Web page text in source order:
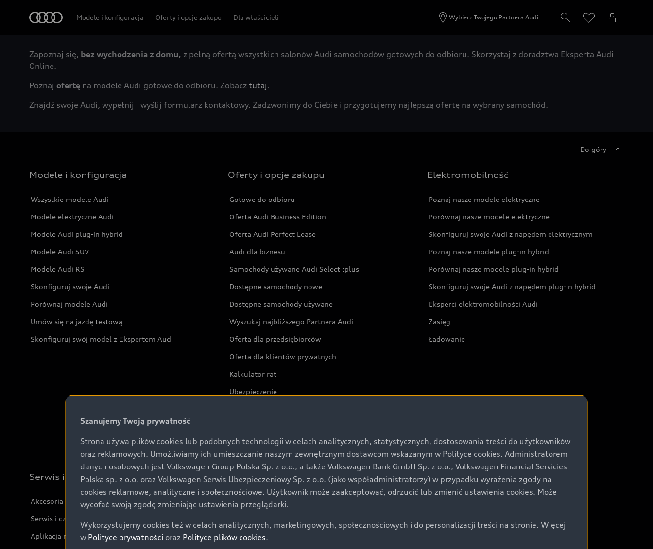
Modele i konfiguracja Oferty i opcje zakupu Dla właścicieli Wybierz Twojego Partnera Audi
Zapoznaj się, bez wychodzenia z domu, z pełną ofertą wszystkich salonów Audi samochodów gotowych do odbioru. Skorzystaj z doradztwa Eksperta Audi
Online.
Poznaj ofertę na modele Audi gotowe do odbioru. Zobacz tutaj.
Znajdź swoje Audi, wypełnij i wyślij formularz kontaktowy. Zadzwonimy do Ciebie i przygotujemy najlepszą ofertę na wybrany samochód.
Do góry
Modele i konfiguracja
Wszystkie modele Audi
Modele elektryczne Audi
Modele Audi plug-in hybrid
Modele Audi SUV
Modele Audi RS
Skonfiguruj swoje Audi
Porównaj modele Audi
Umów się na jazdę testową
Skonfiguruj swój model z Ekspertem Audi
Oferty i opcje zakupu
Gotowe do odbioru
Oferta Audi Business Edition
Oferta Audi Perfect Lease
Audi dla biznesu
Samochody używane Audi Select :plus
Dostępne samochody nowe
Dostępne samochody używane
Wyszukaj najbliższego Partnera Audi
Oferta dla przedsiębiorców
Oferta dla klientów prywatnych
Kalkulator rat
Ubezpieczenie
Audi exclusive
Elektromobilność
Poznaj nasze modele elektryczne
Porównaj nasze modele elektryczne
Skonfiguruj swoje Audi z napędem elektrycznym
Poznaj nasze modele plug-in hybrid
Porównaj nasze modele plug-in hybrid
Skonfiguruj swoje Audi z napędem plug-in hybrid
Eksperci elektromobilności Audi
Zasięg
Ładowanie
Serwis i akcesoria
Akcesoria
Serwis i części
Aplikacja myAudi i usługi cyfrowe
Świat Audi
Aktualności i historie postępu
Audi Nuvolari
Szanujemy Twoją prywatność
Strona używa plików cookies lub podobnych technologii w celach analitycznych, statystycznych, dostosowania treści do użytkowników
oraz reklamowych. Umożliwiamy ich umieszczanie naszym zewnętrznym dostawcom wskazanym w Polityce cookies. Administratorem
danych osobowych jest Volkswagen Group Polska Sp. z o.o., a także Volkswagen Bank GmbH Sp. z o.o., Volkswagen Financial Servicies
Polska sp. z o.o. oraz Volkswagen Serwis Ubezpieczeniowy Sp. z o.o. (jako współadministratorzy) w przypadku wyrażenia zgody na
cookies reklamowe, analityczne i społecznościowe. Użytkownik może zaakceptować, odrzucić lub zmienić ustawienia cookies. Może
wycofać swoją zgodę zmieniając ustawienia przeglądarki.
Wykorzystujemy cookies też w celach analitycznych, marketingowych, społecznościowych i do personalizacji treści na stronie. Więcej
w Polityce prywatności oraz Polityce plików cookies.